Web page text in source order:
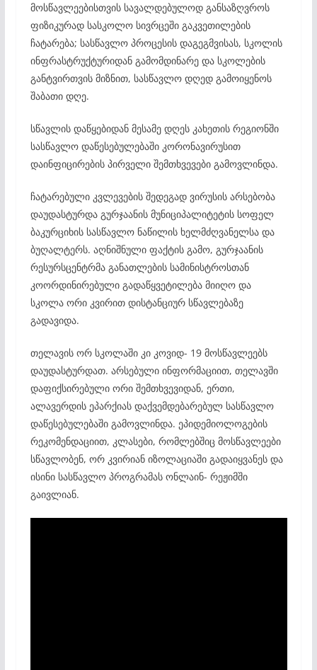
მოსწავლეებისთვის სავალდებულოდ განსაზღვროს
ფიზიკურად სასკოლო სივრცეში გაკვეთილების
ჩატარება; სასწავლო პროცესის დაგეგმვისას, სკოლის
ინფრასტრუქტურიდან გამომდინარე და სკოლების
განტვირთვის მიზნით, სასწავლო დღედ გამოიყენოს
შაბათი დღე.
სწავლის დაწყებიდან მესამე დღეს კახეთის რეგიონში
სასწავლო დაწესებულებაში კორონავირუსით
დაინფიცირების პირველი შემთხვევები გამოვლინდა.
ჩატარებული კვლევების შედეგად ვირუსის არსებობა
დაუდასტურდა გურჯაანის მუნიციპალიტეტის სოფელ
ბაკურციხის სასწავლო ნაწილის ხელმძღვანელსა და
ბუღალტერს. აღნიშნული ფაქტის გამო, გურჯაანის
რესურსცენტრმა განათლების სამინისტროსთან
კოორდინირებული გადაწყვეტილება მიიღო და
სკოლა ორი კვირით დისტანციურ სწავლებაზე
გადავიდა.
თელავის ორ სკოლაში კი კოვიდ- 19 მოსწავლეებს
დაუდასტურდათ. არსებული ინფორმაციით, თელავში
დაფიქსირებული ორი შემთხვევიდან, ერთი,
ალავერდის ეპარქიას დაქვემდებარებულ სასწავლო
დაწესებულებაში გამოვლინდა. ეპიდემიოლოგების
რეკომენდაციით, კლასები, რომლებშიც მოსწავლეები
სწავლობენ, ორ კვირიან იზოლაციაში გადაიყვანეს და
ისინი სასწავლო პროგრამას ონლაინ- რეჟიმში
გაივლიან.